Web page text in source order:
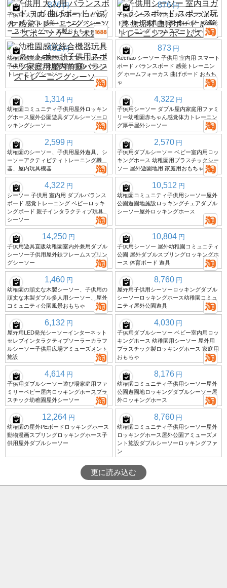
876 円
子供用 大人用 バランスボード ヨガ 曲げ
ボード パズル 感覚トレーニング シーソ
ー スポーツ ゲーム 木製おもちゃ
876 円
子供用シーソー 室内ヨガ バランスボー
ド スポーツ玩具 無垢材 曲げボード 感覚
トレーニング ホームスマートボード
482 円
幼稚園感覚統合機器玩具スマートボード
子供用スポーツ家庭用屋内前庭バランス
トレーニングシーソー
873 円
Kechao シーソー 子供用 室内用 スマート
ボード バランスボード 感覚トレーニン
グ ホームフォーカス 曲げボード おもち
ゃ
1,314 円
幼稚園コミュニティ子供用屋外ロッキン
グホース屋外公園遊具ダブルシーソーロ
ッキングシーソー
4,322 円
子供用シーソー ダブル屋内家庭用ファミ
リー幼稚園赤ちゃん感覚体力トレーニン
グ厚手屋外シーソー
2,599 円
幼稚園のシーソー、子供用屋外遊具、シ
ーソーアクティビティトレーニング機
器、屋内玩具機器
2,570 円
子供用ダブルシーソー ベビー室内用ロッ
キングホース 幼稚園用プラスチックシー
ソー 屋外遊園地用 家庭用おもちゃ
4,322 円
シーソー 子供用 室内用 ダブルバランス
ボード 感覚トレーニング ベビーロッキ
ングボード 親子インタラクティブ玩具
シーソー
10,512 円
幼稚園コミュニティ子供用シーソー屋外
公園遊園地施設ロッキングチェアダブル
シーソー屋外ロッキングホース
14,250 円
子供用遊具直販幼稚園室内外兼用ダブル
シーソー子供用屋外鉄フレームスプリン
グシーソー
10,804 円
子供用シーソー 屋外幼稚園コミュニティ
公園 屋外ダブルスプリングロッキングホ
ース 体育ボード 遊具
1,460 円
幼稚園の頑丈な木製シーソー、子供用の
頑丈な木製ダブル多人用シーソー、屋外
コミュニティ公園風景おもちゃ
8,760 円
屋外用子供用シーソーロッキングダブル
シーソーロッキングホース幼稚園コミュ
ニティ屋外公園遊具
6,132 円
屋外用LED発光シーソーインターネット
セレブインタラクティブソーラーカラフ
ルシーソー子供用広場アミューズメント
施設
4,030 円
子供用ダブルシーソー ベビー室内用ロッ
キングホース 幼稚園用シーソー 屋外用
プラスチック製ロッキングホース 家庭用
おもちゃ
4,614 円
子供用ダブルシーソー遊び場家庭用ファ
ミリーベビー屋内ロッキングホースプラ
スチック幼稚園屋外シーソー
8,176 円
幼稚園コミュニティ子供用シーソー屋外
公園遊園地ロッキングダブルシーソー屋
外ロッキングホース
12,264 円
幼稚園の屋外PEボードロッキングホース
動物漫画スプリングロッキングホース子
供用屋外ダブルシーソー
8,760 円
幼稚園コミュニティ子供用シーソー屋外
ロッキングホース屋外公園アミューズメ
ント施設ダブルシーソーロッキングファ
ン
更に読み込む